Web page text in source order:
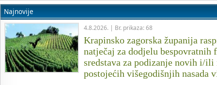
Najnovije
4.8.2026. | Br. prikaza: 68
Krapinsko zagorska županija
natječaj za dodjelu bespovratnih
sredstava za podizanje novih i/
postojećih višegodišnjih nasada